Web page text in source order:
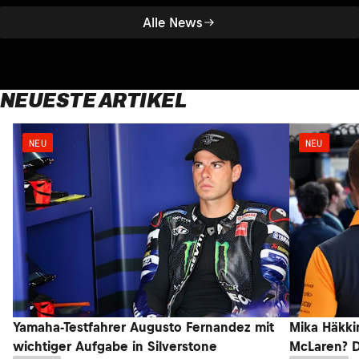
Alle News
NEUESTE ARTIKEL
NEU
Yamaha-Testfahrer Augusto Fernandez mit
wichtiger Aufgabe in Silverstone
NEU
Mika
McLaren?